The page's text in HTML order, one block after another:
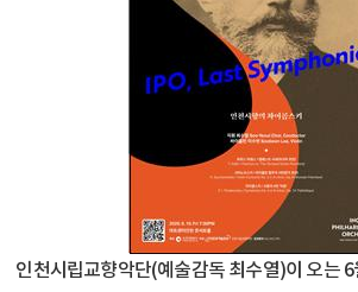
인천시립교향악단(예술감독 최수열)이 오는 6